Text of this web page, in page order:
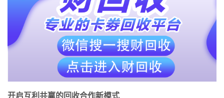
开启互利共赢的回收合作新模式